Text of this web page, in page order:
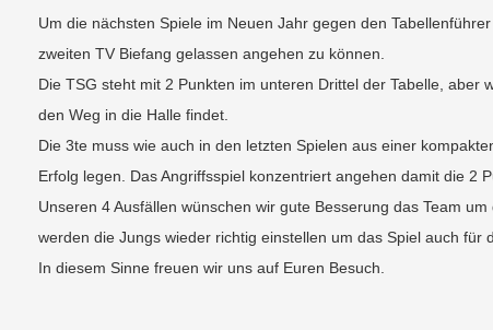
Um die nächsten Spiele im Neuen Jahr gegen den
zweiten TV Biefang gelassen angehen zu können.
Die TSG steht mit 2 Punkten im unteren Drittel der Tabelle, aber
den Weg in die Halle findet.
Die 3te muss wie auch in den letzten Spielen aus einer
Erfolg legen. Das Angriffsspiel konzentriert angehen damit die 2
Unseren 4 Ausfällen wünschen wir gute Besserung das Team
werden die Jungs wieder richtig einstellen um das Spiel auch für
In diesem Sinne freuen wir uns auf Euren Besuch.